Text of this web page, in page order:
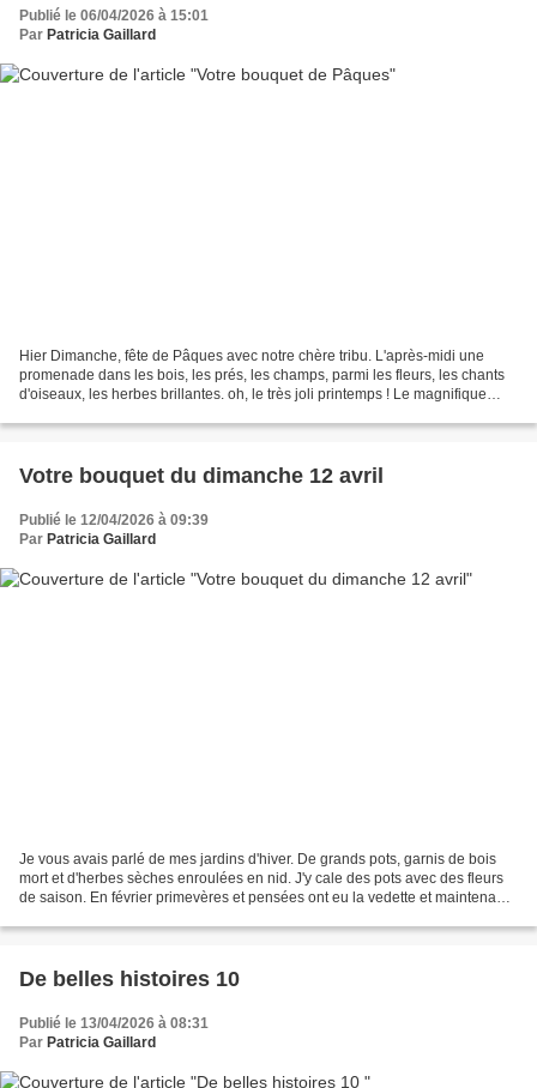
Publié le 06/04/2026 à 15:01
Par Patricia Gaillard
Hier Dimanche, fête de Pâques avec notre chère tribu. L'après-midi une
promenade dans les bois, les prés, les champs, parmi les fleurs, les chants
d'oiseaux, les herbes brillantes. oh, le très joli printemps ! Le magnifique
Votre bouquet du dimanche 12 avril
Publié le 12/04/2026 à 09:39
Par Patricia Gaillard
Je vous avais parlé de mes jardins d'hiver. De grands pots, garnis de bois
mort et d'herbes sèches enroulées en nid. J'y cale des pots avec des fleurs
de saison. En février primevères et pensées ont eu la vedette et maintenant
De belles histoires 10
Publié le 13/04/2026 à 08:31
Par Patricia Gaillard